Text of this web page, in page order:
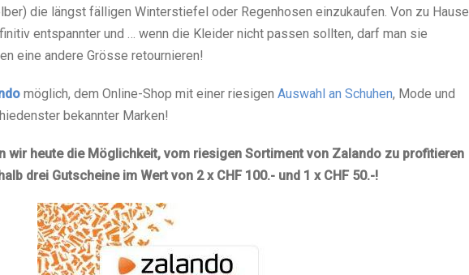
die längst fälligen Winterstiefel oder Regenhosen einzukaufen. Von zu Hause
entspannter und … wenn die Kleider nicht passen sollten, darf man sie
eine andere Grösse retournieren!
möglich, dem Online-Shop mit einer riesigen Auswahl an Schuhen, Mode und
bekannter Marken!
wir heute die Möglichkeit, vom riesigen Sortiment von Zalando zu profitieren
drei Gutscheine im Wert von 2 x CHF 100.- und 1 x CHF 50.-!